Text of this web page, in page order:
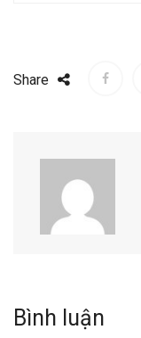
Share
Bình luận